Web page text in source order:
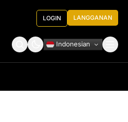
LOGIN LANGGANAN
Indonesian